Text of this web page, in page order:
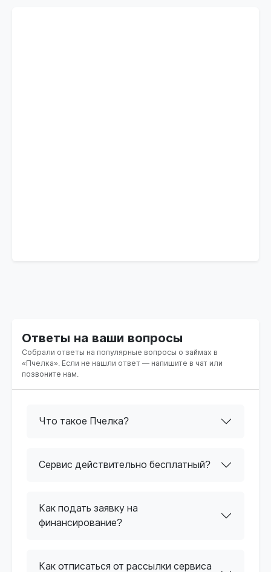
Ответы на ваши вопросы
Собрали ответы на популярные вопросы о займах в
«Пчелка». Если не нашли ответ — напишите в чат или
позвоните нам.
Что такое Пчелка?
Сервис действительно бесплатный?
Как подать заявку на
финансирование?
Как отписаться от рассылки сервиса